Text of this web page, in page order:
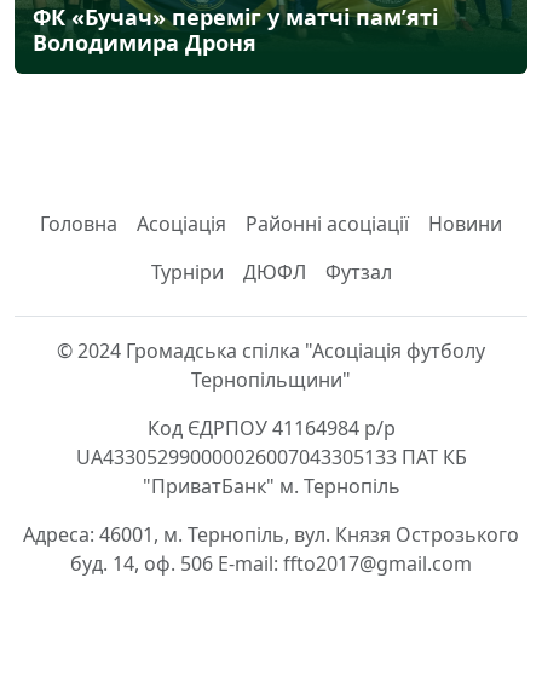
ФК «Бучач» переміг у матчі пам’яті
Володимира Дроня
Головна Асоціація Районні асоціації
Новини
Турніри
ДЮФЛ Футзал
© 2024 Громадська спілка "Асоціація футболу
Тернопільщини"
Код ЄДРПОУ 41164984 р/р
UA433052990000026007043305133 ПАТ КБ
"ПриватБанк" м. Тернопіль
Адреса: 46001, м. Тернопіль, вул. Князя Острозького
буд. 14, оф. 506 E-mail: ffto2017@gmail.com